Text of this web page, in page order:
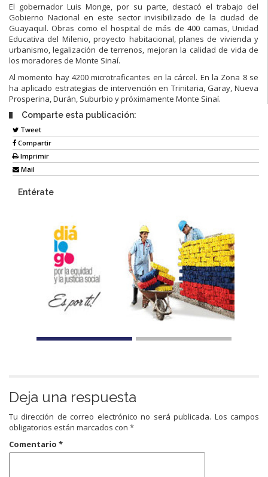
El gobernador Luis Monge, por su parte, destacó el trabajo del
Gobierno Nacional en este sector invisibilizado de la ciudad de
Guayaquil. Obras como el hospital de más de 400 camas, Unidad
Educativa del Milenio, proyecto habitacional, planes de vivienda y
urbanismo, legalización de terrenos, mejoran la calidad de vida de
los moradores de Monte Sinaí.
Al momento hay 4200 microtraficantes en la cárcel. En la Zona 8 se
ha aplicado estrategias de intervención en Trinitaria, Garay, Nueva
Prosperina, Durán, Suburbio y próximamente Monte Sinaí.
Comparte esta publicación:
Tweet
Compartir
Imprimir
Mail
Entérate
Deja una respuesta
Tu dirección de correo electrónico no será publicada. Los campos
obligatorios están marcados con *
Comentario *